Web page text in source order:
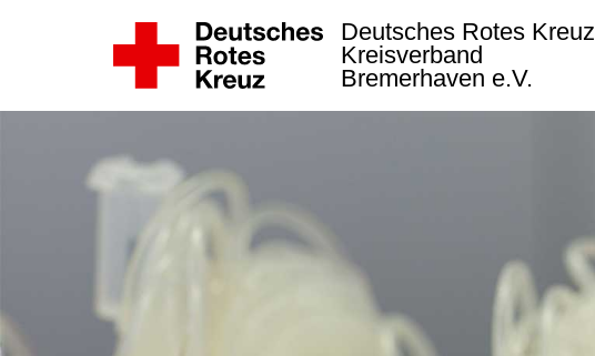
Deutsches Rotes Kreuz
Kreisverband
Bremerhaven e.V.